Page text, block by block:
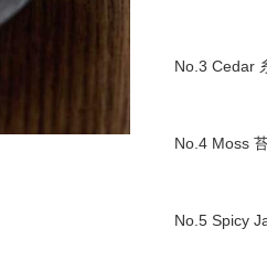
枚方
No.3 Cedar
No.4 Moss
No.5 Spicy